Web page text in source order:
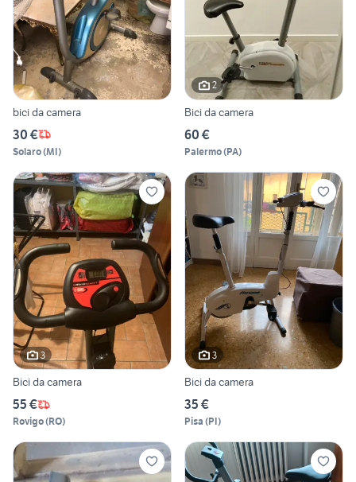
bici da camera
30 €
Solaro(MI)
2
Bici da camera
60 €
Palermo(PA)
3
Bici da camera
55 €
Rovigo(RO)
3
Bici da camera
35 €
Pisa (PI)